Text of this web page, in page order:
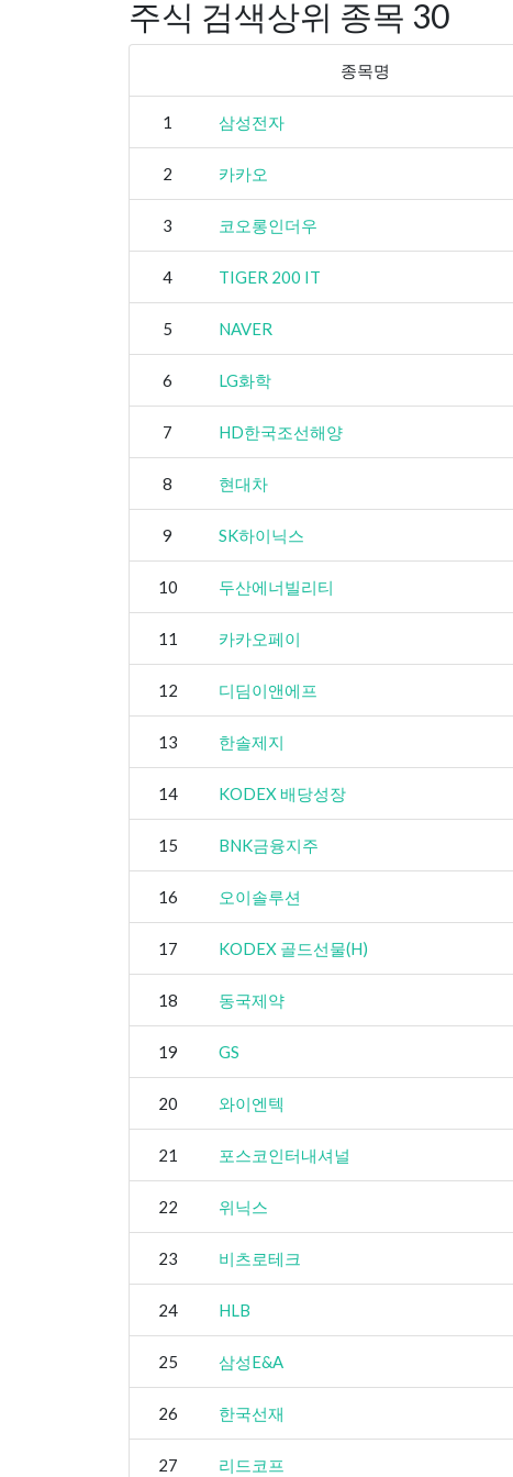
주식 검색상위 종목 30
종목명
1 삼성전자
2 카카오
3 코오롱인더우
4 TIGER 200 IT
5 NAVER
6 LG화학
7 HD한국조선해양
8 현대차
9 SK하이닉스
10 두산에너빌리티
11 카카오페이
12 디딤이앤에프
13 한솔제지
14 KODEX 배당성장
15 BNK금융지주
16 오이솔루션
17 KODEX 골드선물(H)
18 동국제약
19 GS
20 와이엔텍
21 포스코인터내셔널
22 위닉스
23 비츠로테크
24 HLB
25 삼성E&A
26 한국선재
27 리드코프